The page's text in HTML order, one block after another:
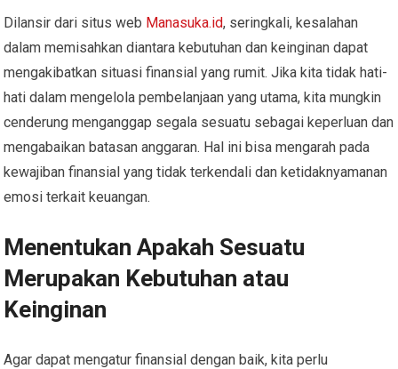
Dilansir dari situs web Manasuka.id, seringkali, kesalahan
dalam memisahkan diantara kebutuhan dan keinginan dapat
mengakibatkan situasi finansial yang rumit. Jika kita tidak hati-
hati dalam mengelola pembelanjaan yang utama, kita mungkin
cenderung menganggap segala sesuatu sebagai keperluan dan
mengabaikan batasan anggaran. Hal ini bisa mengarah pada
kewajiban finansial yang tidak terkendali dan ketidaknyamanan
emosi terkait keuangan.
Menentukan Apakah Sesuatu
Merupakan Kebutuhan atau
Keinginan
Agar dapat mengatur finansial dengan baik, kita perlu